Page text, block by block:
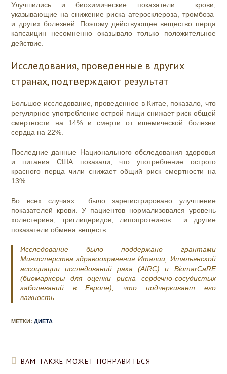
Улучшились и биохимические показатели крови,
указывающие на снижение риска атеросклероза, тромбоза
и других болезней. Поэтому действующее вещество перца
капсаицин несомненно оказывало только положительное
действие.
Исследования, проведенные в других
странах, подтверждают результат
Большое исследование, проведенное в Китае, показало, что
регулярное употребление острой пищи снижает риск общей
смертности на 14% и смерти от ишемической болезни
сердца на 22%.
Последние данные Национального обследования здоровья
и питания США показали, что употребление острого
красного перца чили снижает общий риск смертности на
13%.
Во всех случаях было зарегистрировано улучшение
показателей крови. У пациентов нормализовался уровень
холестерина, триглицеридов, липопротеинов и другие
показатели обмена веществ.
Исследование было поддержано грантами
Министерства здравоохранения Италии, Итальянской
ассоциации исследований рака (AIRC) и BiomarCaRE
(биомаркеры для оценки риска сердечно-сосудистых
заболеваний в Европе), что подчеркивает его
важность.
МЕТКИ:ДИЕТА
ВАМ ТАКЖЕ МОЖЕТ ПОНРАВИТЬСЯ